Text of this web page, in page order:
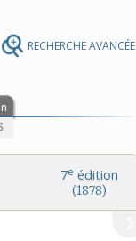
RECHERCHE AVANCÉE
7e édition
(1878)